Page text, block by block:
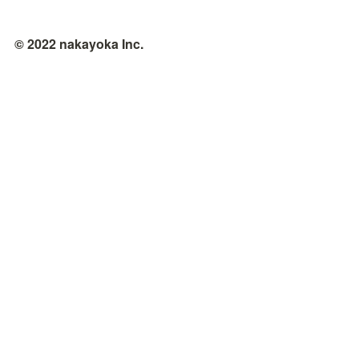
© 2022 nakayoka Inc.